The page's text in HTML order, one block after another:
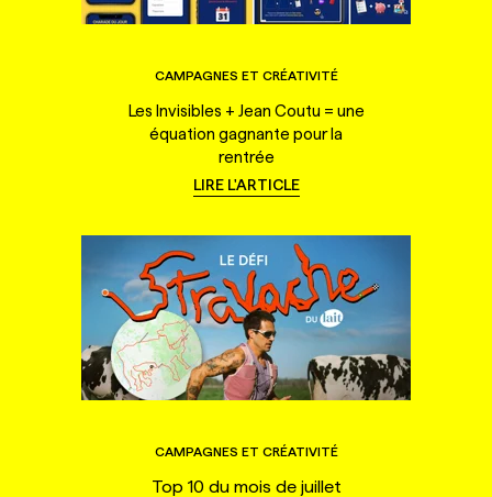
CAMPAGNES ET CRÉATIVITÉ
Les Invisibles + Jean Coutu = une
équation gagnante pour la
rentrée
LIRE L'ARTICLE
CAMPAGNES ET CRÉATIVITÉ
Top 10 du mois de juillet